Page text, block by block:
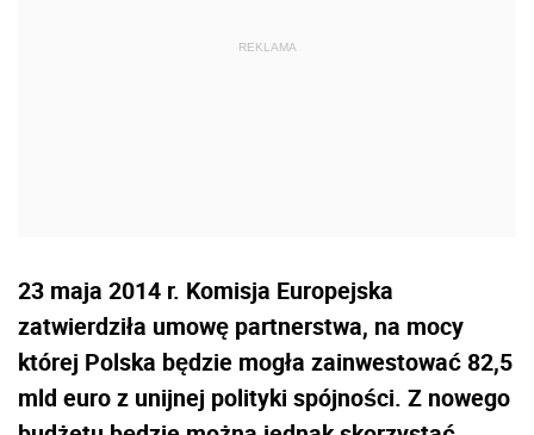
23 maja 2014 r. Komisja Europejska
zatwierdziła umowę partnerstwa, na mocy
której Polska będzie mogła zainwestować 82,5
mld euro z unijnej polityki spójności. Z nowego